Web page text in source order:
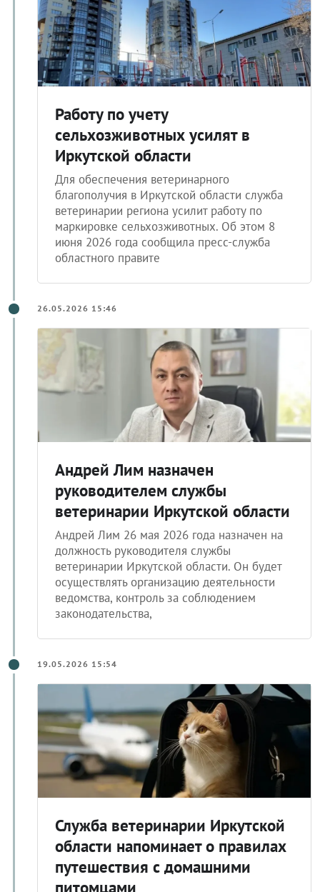
Работу по учету
сельхозживотных усилят в
Иркутской области
Для обеспечения ветеринарного
благополучия в Иркутской области служба
ветеринарии региона усилит работу по
маркировке сельхозживотных. Об этом 8
июня 2026 года сообщила пресс-служба
Андрей Лим назначен
руководителем службы
ветеринарии Иркутской области
Андрей Лим 26 мая 2026 года назначен на
должность руководителя службы
ветеринарии Иркутской области. Он будет
осуществлять организацию деятельности
ведомства, контроль за соблюдением
Служба ветеринарии Иркутской
области напоминает о правилах
путешествия с домашними